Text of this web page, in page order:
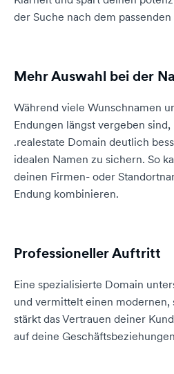
der Suche nach dem
Mehr Auswahl bei der
Während viele Wunschnamen
Endungen längst vergeben
.realestate Domain deutlich
idealen Namen zu sichern. So
deinen Firmen- oder
Endung kombinieren.
Professioneller Auftritt
Eine spezialisierte Domain
und vermittelt einen modernen,
stärkt das Vertrauen deiner
auf deine